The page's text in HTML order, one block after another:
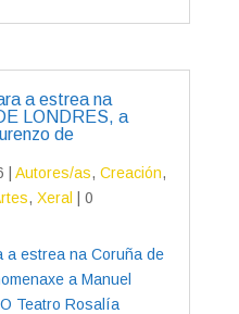
a estrea na
LONDRES, a
de
Autores/as, Creación,
, Xeral
| 0
a estrea na Coruña de
a Manuel
Teatro Rosalía